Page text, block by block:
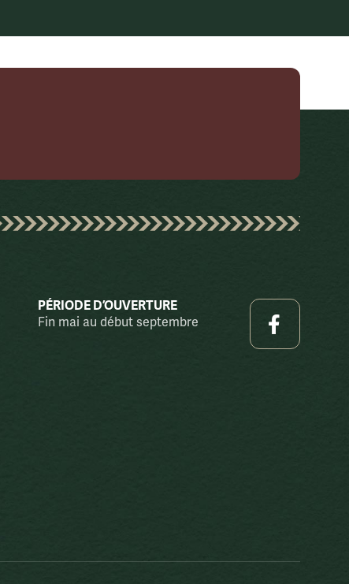
PÉRIODE D’OUVERTURE
Fin mai au début septembre
